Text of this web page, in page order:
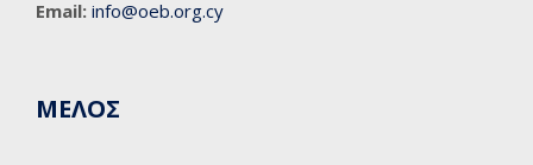
Email: info@oeb.org.cy
ΜΕΛΟΣ